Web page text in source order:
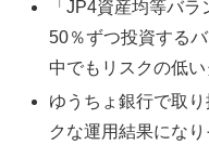
「JP4資産均等バ
50％ずつ投資する
中でもリスクの低
ゆうちょ銀行で取
クな運用結果になり